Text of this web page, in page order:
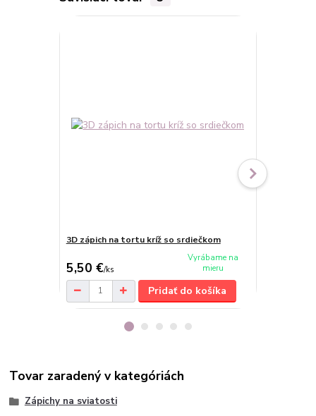
3D zápich na tortu kríž so srdiečkom
5,50 €/ks
Vyrábame na
mieru
Pridať do košíka
Tovar zaradený v kategóriách
Zápichy na sviatosti